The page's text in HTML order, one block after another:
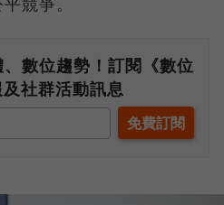
數位趨勢！訂閱《數位
社群活動訊息